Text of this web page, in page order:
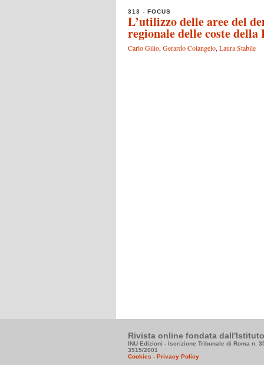
313 - FOCUS
L’utilizzo delle aree del
regionale delle coste della
Carlo Gilio, Gerardo Colangelo, Laura Stabile
Rivista online fondata
INU Edizioni - Iscrizione Tribunale di Roma n.
3915/2001
Cookies - Privacy Policy